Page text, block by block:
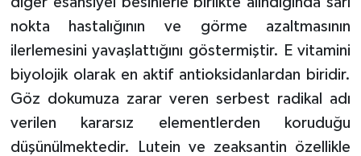
nokta hastalığının ve görme azaltmasının
ilerlemesini yavaşlattığını göstermiştir. E vitamini
biyolojik olarak en aktif antioksidanlardan biridir.
Göz dokumuza zarar veren serbest radikal adı
verilen kararsız elementlerden koruduğu
düşünülmektedir. Lutein ve zeaksantin özellikle